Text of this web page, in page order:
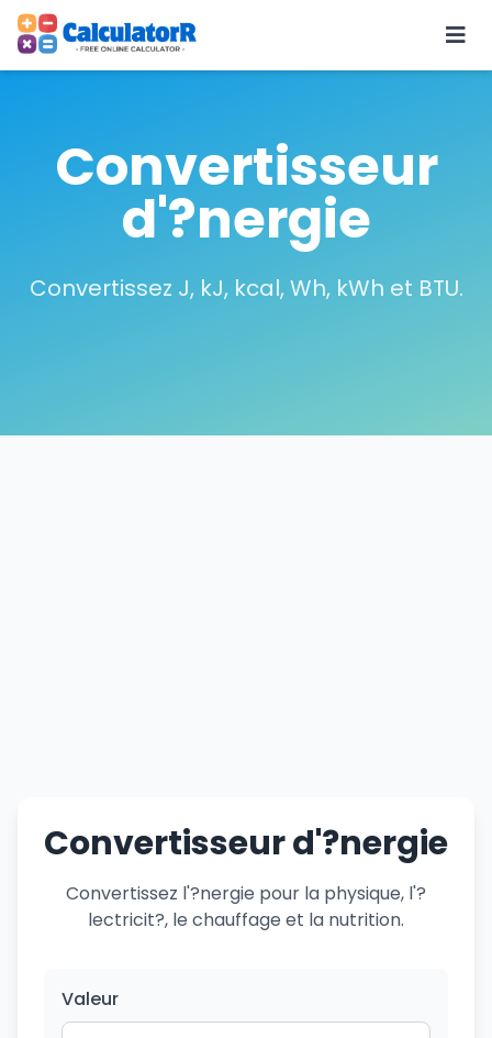
Convertisseur
d'?nergie
Convertissez J, kJ, kcal, Wh, kWh et BTU.
Convertisseur d'?nergie
Convertissez l'?nergie pour la physique, l'?
lectricit?, le chauffage et la nutrition.
Valeur